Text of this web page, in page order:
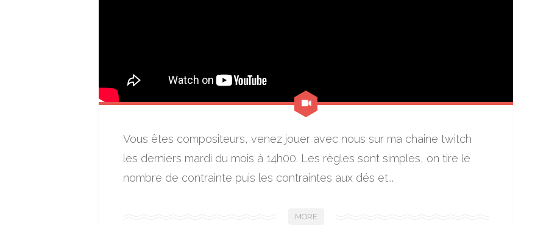
Vous êtes compositeurs, venez jouer avec nous sur ma chaine twitch
les derniers mardi du mois à 14h00. Les règles sont simples, on tire le
nombre de contrainte puis les contraintes aux dés et...
MORE